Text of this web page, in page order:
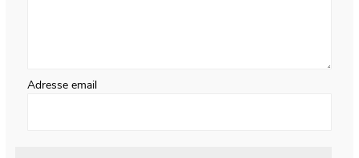
Adresse email